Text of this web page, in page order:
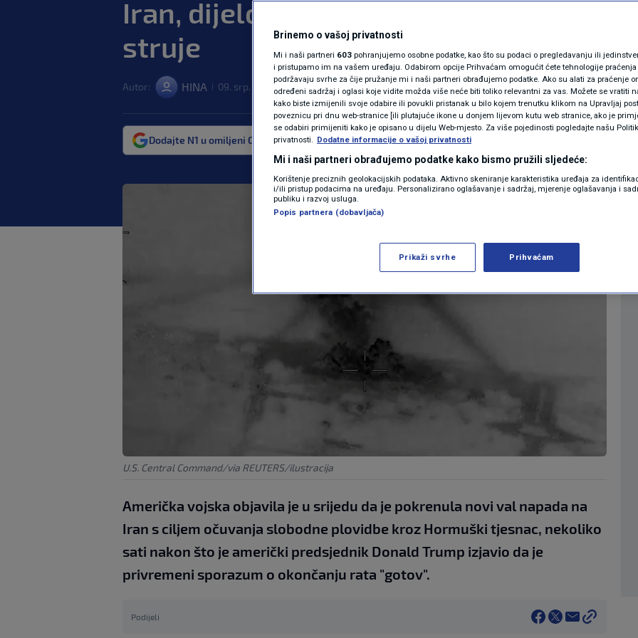
MAGAZIN
KOLUMNE
N1(DIS)INFO
KLIMATSKE PROMJENE
FOTO
VIDEO
Iran, dijelovi zemlje ostali bez
struje
Autor: HINA 09. srp. 2026. 06:24 SVIJET 6 komentara
Dodajte N1 u omiljeni Google izvor Više
U.S. Central Command/via REUTERS/ilustracija
Američka vojska objavila je u srijedu da je pokrenula novi val napada na
Iran s ciljem očuvanja slobodne plovidbe kroz Hormuški tjesnac, nekoliko
sati nakon što je američki predsjednik Donald Trump izjavio da je
privremeni sporazum o okončanju rata "gotov".
Podijeli
Brinemo o vašoj privatnosti
Mi i naši partneri 603 pohranjujemo osobne podatke, kao što su podaci o pregledavanju ili
i pristupamo im na vašem uređaju. Odabirom opcije Prihvaćam omogućit ćete tehnologije praćenja
podržavaju svrhe za čije pružanje mi i naši partneri obrađujemo podatke. Ako su alati za praćenje
određeni sadržaj i oglasi koje vidite možda više neće biti toliko relevantni za vas. Možete se vratiti
kako biste izmijenili svoje odabire ili povukli pristanak u bilo kojem trenutku klikom na Upravljaj
poveznicu pri dnu web-stranice [ili plutajuće ikone u donjem lijevom kutu web stranice, ako je
se odabiri primijeniti kako je opisano u dijelu Web-mjesto. Za više pojedinosti pogledajte našu
privatnosti. Dodatne informacije o vašoj privatnosti
Mi i naši partneri obrađujemo podatke kako bismo pružili sljedeće:
Korištenje preciznih geolokacijskih podataka. Aktivno skeniranje karakteristika uređaja za
i/ili pristup podacima na uređaju. Personalizirano oglašavanje i sadržaj, mjerenje oglašavanja i
publiku i razvoj usluga.
Popis partnera (dobavljača)
Prikaži svrhe Prihvaćam